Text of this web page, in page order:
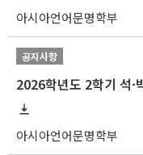
아시아언어문명학부
공지사항
아시아언어문명학부